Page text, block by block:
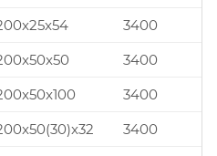
3400
3400
3400
3400